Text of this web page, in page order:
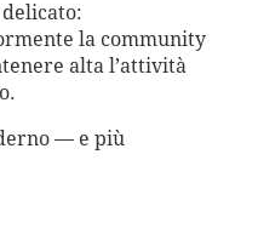
la community
alta l’attività
— e più